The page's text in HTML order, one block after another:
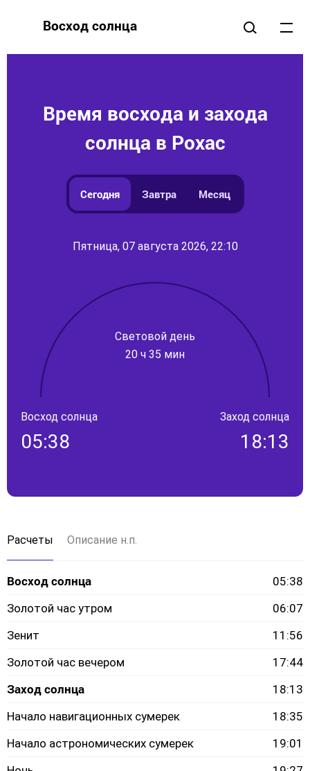
Восход солнца
Время восхода и захода
солнца в Рохас
Сегодня Завтра Месяц
Пятница, 07 августа 2026, 22:10
Световой день
20 ч 35 мин
Восход солнца
05:38
Заход солнца
18:13
Расчеты Описание н.п.
Восход солнца
05:38
Золотой час утром
06:07
Зенит
11:56
Золотой час вечером
17:44
Заход солнца
18:13
Начало навигационных сумерек
18:35
Начало астрономических сумерек
19:01